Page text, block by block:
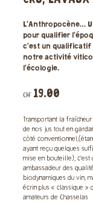
L’Anthropocène…
pour qualifier
c’est un qualificatif
notre activité
l’écologie.
CHF 19.00
Transportant la fraîcheur
de nos jus tout en
côté
ayant reçu quelques
mise en bouteille), c’est
ambassadeur des
biodynamiques du vin,
écrin plus « classique »
amateurs de Chasselas